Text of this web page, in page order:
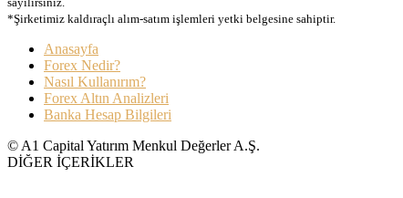
*Şirketimiz kaldıraçlı alım-satım işlemleri yetki belgesine sahiptir.
Anasayfa
Forex Nedir?
Nasıl Kullanırım?
Forex Altın Analizleri
Banka Hesap Bilgileri
© A1 Capital Yatırım Menkul Değerler A.Ş.
DİĞER İÇERİKLER